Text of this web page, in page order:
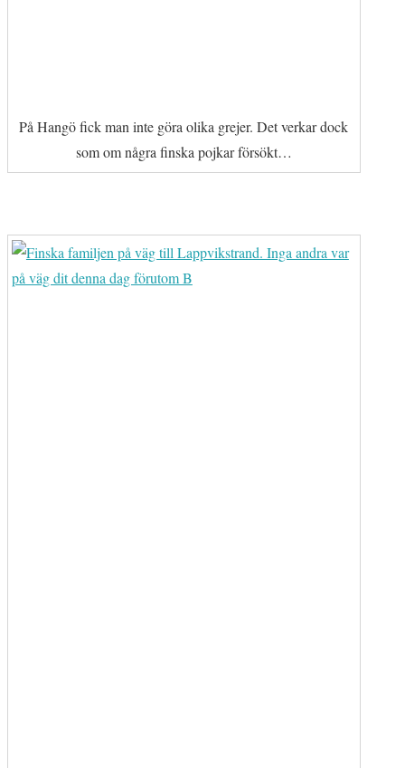
På Hangö fick man inte göra olika grejer. Det verkar dock
som om några finska pojkar försökt…